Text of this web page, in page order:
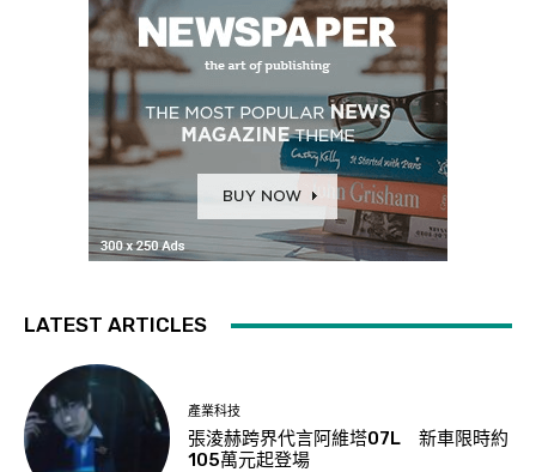
LATEST ARTICLES
產業科技
張淩赫跨界代言阿維塔07L 新車限時約
105萬元起登場